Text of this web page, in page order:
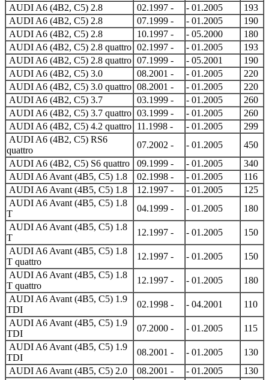
AUDI A6 (4B2, C5) 2.8
02.1997 - - 01.2005
193
AUDI A6 (4B2, C5) 2.8
07.1999 - - 01.2005
190
AUDI A6 (4B2, C5) 2.8
10.1997 - - 05.2000
180
AUDI A6 (4B2, C5) 2.8 quattro 02.1997 - - 01.2005
193
AUDI A6 (4B2, C5) 2.8 quattro 07.1999 - - 05.2001
190
AUDI A6 (4B2, C5) 3.0
08.2001 - - 01.2005
220
AUDI A6 (4B2, C5) 3.0 quattro 08.2001 - - 01.2005
220
AUDI A6 (4B2, C5) 3.7
03.1999 - - 01.2005
260
AUDI A6 (4B2, C5) 3.7 quattro 03.1999 - - 01.2005
260
AUDI A6 (4B2, C5) 4.2 quattro 11.1998 - - 01.2005
299
AUDI A6 (4B2, C5) RS6
quattro
07.2002 - - 01.2005
450
AUDI A6 (4B2, C5) S6 quattro
09.1999 - - 01.2005
340
AUDI A6 Avant (4B5, C5) 1.8
02.1998 - - 01.2005
116
AUDI A6 Avant (4B5, C5) 1.8
12.1997 - - 01.2005
125
AUDI A6 Avant (4B5, C5) 1.8
T
04.1999 - - 01.2005
180
AUDI A6 Avant (4B5, C5) 1.8
T
12.1997 - - 01.2005
150
AUDI A6 Avant (4B5, C5) 1.8
T quattro
12.1997 - - 01.2005
150
AUDI A6 Avant (4B5, C5) 1.8
T quattro
12.1997 - - 01.2005
180
AUDI A6 Avant (4B5, C5) 1.9
TDI
02.1998 - - 04.2001
110
AUDI A6 Avant (4B5, C5) 1.9
TDI
07.2000 - - 01.2005
115
AUDI A6 Avant (4B5, C5) 1.9
TDI
08.2001 - - 01.2005
130
AUDI A6 Avant (4B5, C5) 2.0
08.2001 - - 01.2005
130